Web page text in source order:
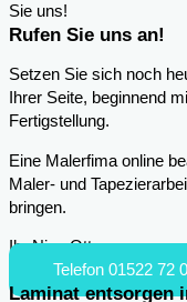
Sie uns!
Rufen Sie uns an!
Setzen Sie sich noch
Ihrer Seite, beginnend
Fertigstellung.
Eine Malerfima online
Maler- und
bringen.
Ihr Nico Otto
Telefon 01522 72
Laminat entsorgen